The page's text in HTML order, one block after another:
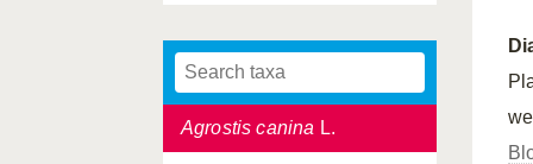
Agrostemma githago
Agrostis canina L.